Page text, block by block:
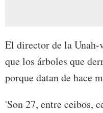
El director de la
que los árboles que
porque datan de hace
'Son 27, entre ceibos,